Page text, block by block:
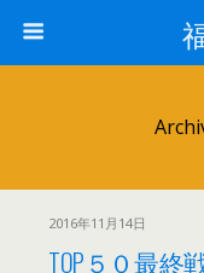
2016年11月14日
TOP５０最